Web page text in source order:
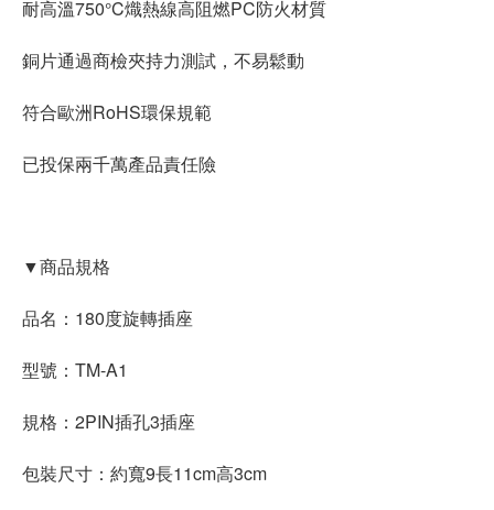
耐高溫750°C熾熱線高阻燃PC防火材質
銅片通過商檢夾持力測試，不易鬆動
符合歐洲RoHS環保規範
已投保兩千萬產品責任險
▼商品規格
品名：180度旋轉插座
型號：TM-A1
規格：2PIN插孔3插座
包裝尺寸：約寬9長11cm高3cm